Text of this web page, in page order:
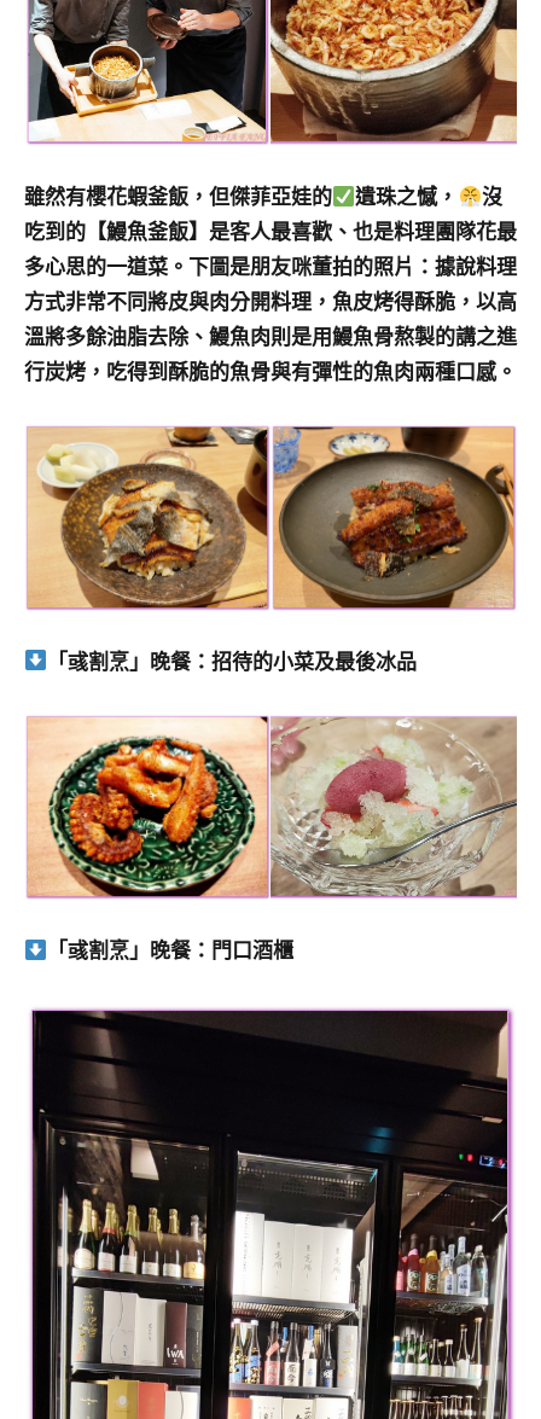
雖然有櫻花蝦釜飯，但傑菲亞娃的 遺珠之憾，
沒
吃到的【鰻魚釜飯】是客人最喜歡、也是料理團隊花最
多心思的一道菜。下圖是朋友咪董拍的照片：據說料理
方式非常不同將皮與肉分開料理，魚皮烤得酥脆，以高
溫將多餘油脂去除、鰻魚肉則是用鰻魚骨熬製的講之進
行炭烤，吃得到酥脆的魚骨與有彈性的魚肉兩種口感。
「彧割烹」晚餐：招待的小菜及最後冰品
「彧割烹」晚餐：門口酒櫃